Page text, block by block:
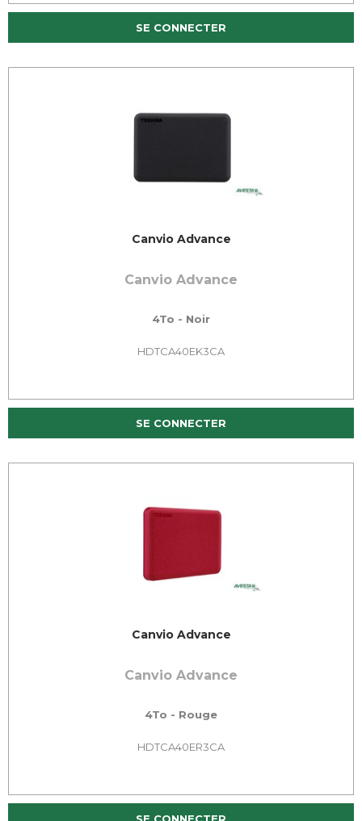
SE CONNECTER
Canvio Advance
Canvio Advance
4To - Noir
HDTCA40EK3CA
SE CONNECTER
Canvio Advance
Canvio Advance
4To - Rouge
HDTCA40ER3CA